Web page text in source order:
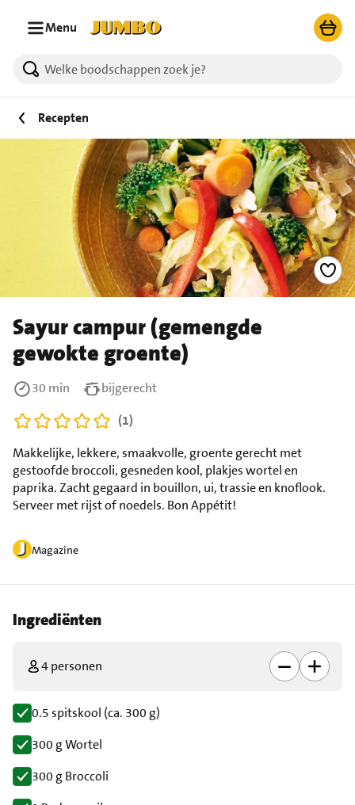
Menu
Recepten
Sayur campur (gemengde
gewokte groente)
Magazine
Makkelijke, lekkere, smaakvolle, groente gerecht met
gestoofde broccoli, gesneden kool, plakjes wortel en
paprika. Zacht gegaard in bouillon, ui, trassie en knoflook.
Serveer met rijst of noedels. Bon Appétit!
30 min
bijgerecht
(1)
Ingrediënten
4 personen
0.5 spitskool (ca. 300 g)
300 g Wortel
300 g Broccoli